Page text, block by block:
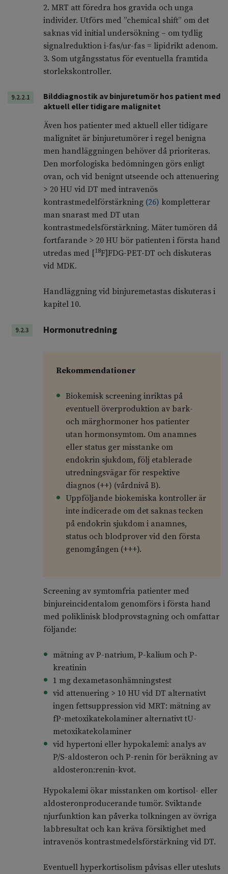
2. MRT att föredra hos gravida och unga
individer. Utförs med ”chemical shift” om det
saknas vid initial undersökning – om tydlig
signalreduktion i-fas/ur-fas = lipidrikt adenom.
3. Som utgångsstatus för eventuella framtida
storlekskontroller.
9.2.2.1
Bilddiagnostik av binjuretumör hos patient med
aktuell eller tidigare malignitet
Även hos patienter med aktuell eller tidigare
malignitet är binjuretumörer i regel benigna
men handläggningen behöver då prioriteras.
Den morfologiska bedömningen görs enligt
ovan, och vid benignt utseende och attenuering
> 20 HU vid DT med intravenös
kontrastmedelförstärkning (26) kompletterar
man snarast med DT utan
kontrastmedelsförstärkning. Mäter tumören då
fortfarande > 20 HU bör patienten i första hand
utredas med [18F]FDG-PET-DT och diskuteras
vid MDK.
Handläggning vid binjuremetastas diskuteras i
kapitel 10.
9.2.3 Hormonutredning
Rekommendationer
Biokemisk screening inriktas på
eventuell överproduktion av bark-
och märghormoner hos patienter
utan hormonsymtom. Om anamnes
eller status ger misstanke om
endokrin sjukdom, följ etablerade
utredningsvägar för respektive
diagnos (++) (vårdnivå B).
Uppföljande biokemiska kontroller är
inte indicerade om det saknas tecken
på endokrin sjukdom i anamnes,
status och blodprover vid den första
genomgången (+++).
Screening av symtomfria patienter med
binjureincidentalom genomförs i första hand
med poliklinisk blodprovstagning och omfattar
följande:
mätning av P-natrium, P-kalium och P-
kreatinin
1 mg dexametasonhämningstest
vid attenuering > 10 HU vid DT alternativt
ingen fettsuppression vid MRT: mätning av
fP-metoxikatekolaminer alternativt tU-
metoxikatekolaminer
vid hypertoni eller hypokalemi: analys av
P/S-aldosteron och P-renin för beräkning av
aldosteron:renin-kvot.
Hypokalemi ökar misstanken om kortisol- eller
aldosteronproducerande tumör. Sviktande
njurfunktion kan påverka tolkningen av övriga
labbresultat och kan kräva försiktighet med
intravenös kontrastmedelsförstärkning vid DT.
Eventuell hyperkortisolism påvisas eller utesluts